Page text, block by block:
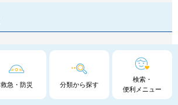
救急・防災 分類から探す
検索・
便利メニュー
0956-37-6114 0956-25-